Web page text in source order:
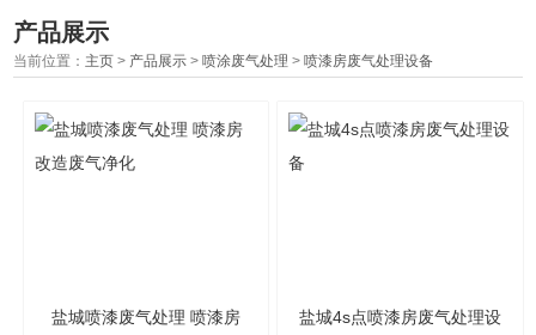
产品展示
当前位置： 主页 > 产品展示 >喷涂废气处理 >喷漆房废气处理设备
盐城喷漆废气处理 喷漆房 盐城4s点喷漆房废气处理设